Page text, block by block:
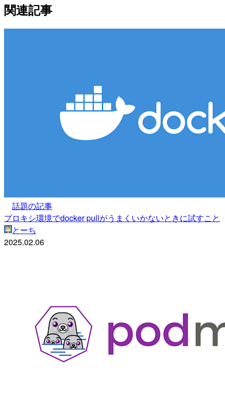
関連記事
話題の記事
プロキシ環境でdocker pullがうまくいかないときに試すこと
とーち
2025.02.06